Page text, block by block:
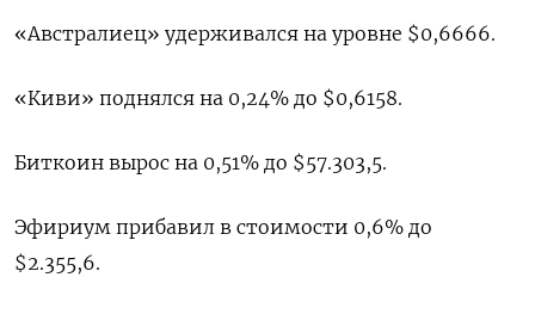
«Австралиец» удерживался на уровне $0,6666​.
«Киви» поднялся на 0,24% до $0,6158.
Биткоин вырос на 0,51% до $57.303,5.
Эфириум прибавил в стоимости 0,6% до
$2.355,6.​